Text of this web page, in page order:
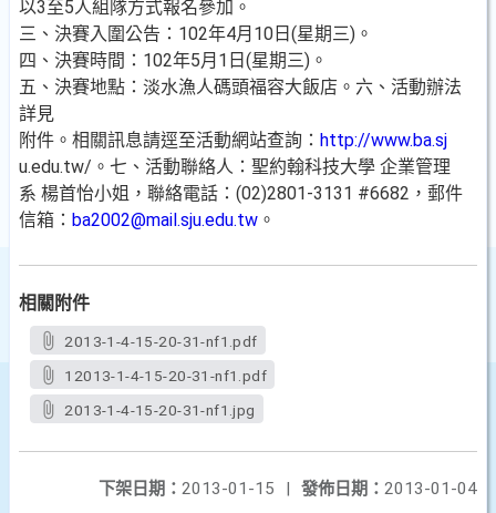
以3至5人組隊方式報名參加。
三、決賽入圍公告：102年4月10日(星期三)。
四、決賽時間：102年5月1日(星期三)。
五、決賽地點：淡水漁人碼頭福容大飯店。六、活動辦法
詳見
附件。相關訊息請逕至活動網站查詢： http://www.ba.sj
u.edu.tw/。七、活動聯絡人：聖約翰科技大學 企業管理
系 楊首怡小姐，聯絡電話：(02)2801-3131 #6682，郵件
信箱： ba2002@mail.sju.edu.tw 。
相關附件
2013-1-4-15-20-31-nf1.pdf
12013-1-4-15-20-31-nf1.pdf
2013-1-4-15-20-31-nf1.jpg
發佈日期： 2013-01-04
下架日期： 2013-01-15
|